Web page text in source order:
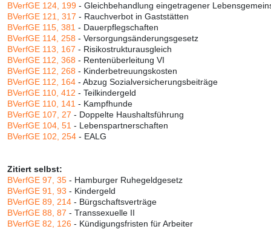
BVerfGE 124, 199 - Gleichbehandlung eingetragener
BVerfGE 121, 317 - Rauchverbot in Gaststätten
BVerfGE 115, 381 - Dauerpflegschaften
BVerfGE 114, 258 - Versorgungsänderungsgesetz
BVerfGE 113, 167 - Risikostrukturausgleich
BVerfGE 112, 368 - Rentenüberleitung VI
BVerfGE 112, 268 - Kinderbetreuungskosten
BVerfGE 112, 164 - Abzug Sozialversicherungsbeiträge
BVerfGE 110, 412 - Teilkindergeld
BVerfGE 110, 141 - Kampfhunde
BVerfGE 107, 27 - Doppelte Haushaltsführung
BVerfGE 104, 51 - Lebenspartnerschaften
BVerfGE 102, 254 - EALG
Zitiert selbst:
BVerfGE 97, 35 - Hamburger Ruhegeldgesetz
BVerfGE 91, 93 - Kindergeld
BVerfGE 89, 214 - Bürgschaftsverträge
BVerfGE 88, 87 - Transsexuelle II
BVerfGE 82, 126 - Kündigungsfristen für Arbeiter